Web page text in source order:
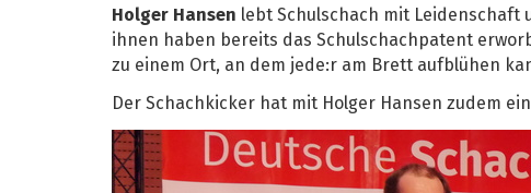
Holger Hansen lebt Schulschach mit
ihnen haben bereits das Schulschachpatent
zu einem Ort, an dem jede:r am Brett aufblühen
Der Schachkicker hat mit Holger Hansen zudem